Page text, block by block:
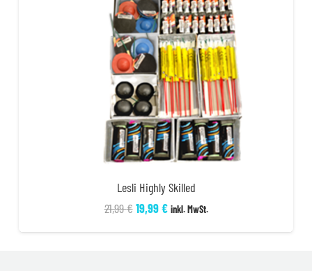
Lesli Highly Skilled
21,99€ Ursprünglicher
19,99€Aktueller
inkl. MwSt.